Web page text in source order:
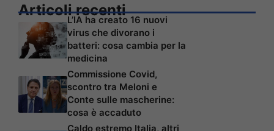
Articoli recenti
L’IA ha creato 16 nuovi
virus che divorano i
batteri: cosa cambia per la
medicina
Commissione Covid,
scontro tra Meloni e
Conte sulle mascherine:
cosa è accaduto
Caldo estremo Italia, altri